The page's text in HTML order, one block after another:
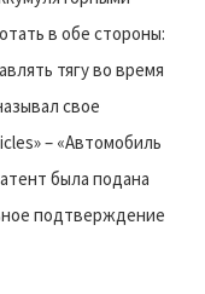
в обе стороны:
тягу во время
свое
– «Автомобиль
была подана
подтверждение